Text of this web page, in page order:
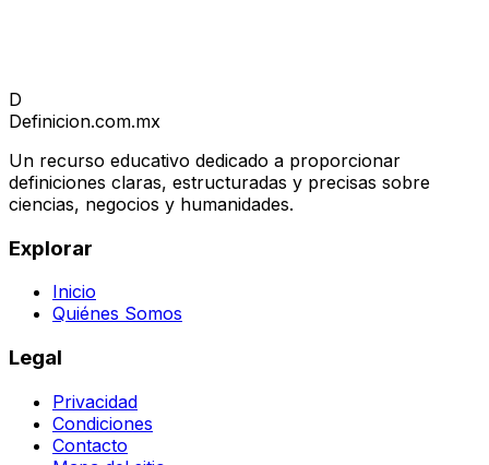
D
Definicion.com.mx
Un recurso educativo dedicado a proporcionar
definiciones claras, estructuradas y precisas sobre
ciencias, negocios y humanidades.
Explorar
Inicio
Quiénes Somos
Legal
Privacidad
Condiciones
Contacto